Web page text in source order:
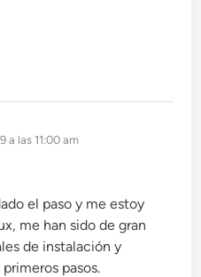
a las 11:00 am
el paso y me estoy
me han sido de gran
de instalación y
pasos.